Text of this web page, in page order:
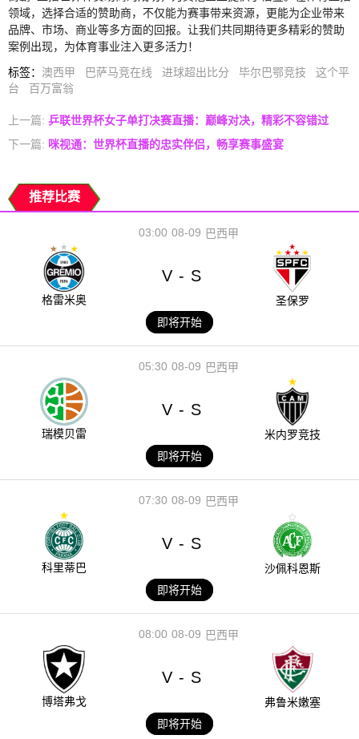
领域，选择合适的赞助商，不仅能为赛事带来资源，更能为企业带来
品牌、市场、商业等多方面的回报。让我们共同期待更多精彩的赞助
案例出现，为体育事业注入更多活力！
标签： 澳西甲 巴萨马竞在线 进球超出比分 毕尔巴鄂竞技
这个平
台
百万富翁
上一篇: 乒联世界杯女子单打决赛直播：巅峰对决，精彩不容错过
下一篇: 咪视通：世界杯直播的忠实伴侣，畅享赛事盛宴
推荐比赛
08-09
03:00 巴西甲
格雷米奥
V - S
圣保罗
即将开始
08-09
05:30 巴西甲
瑞模贝雷
V - S
米内罗竞技
即将开始
08-09
07:30 巴西甲
科里蒂巴
V - S
沙佩科恩斯
即将开始
08-09
08:00 巴西甲
博塔弗戈
V - S
弗鲁米嫩塞
即将开始